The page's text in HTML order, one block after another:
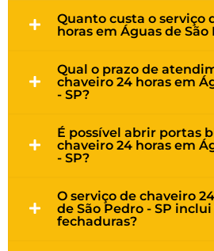
Quanto custa o serviço
horas em Águas de São
Qual o prazo de
chaveiro 24 horas em
- SP?
É possível abrir portas
chaveiro 24 horas em
- SP?
O serviço de chaveiro
de São Pedro - SP
fechaduras?